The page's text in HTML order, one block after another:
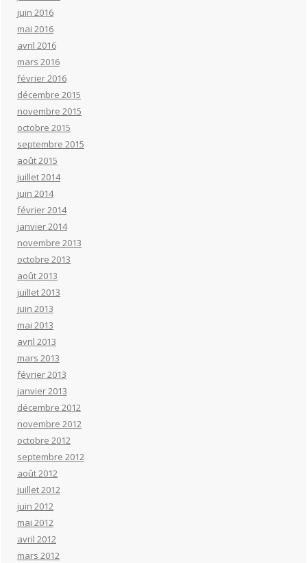
juin 2016
mai 2016
avril 2016
mars 2016
février 2016
décembre 2015
novembre 2015
octobre 2015
septembre 2015
août 2015
juillet 2014
juin 2014
février 2014
janvier 2014
novembre 2013
octobre 2013
août 2013
juillet 2013
juin 2013
mai 2013
avril 2013
mars 2013
février 2013
janvier 2013
décembre 2012
novembre 2012
octobre 2012
septembre 2012
août 2012
juillet 2012
juin 2012
mai 2012
avril 2012
mars 2012